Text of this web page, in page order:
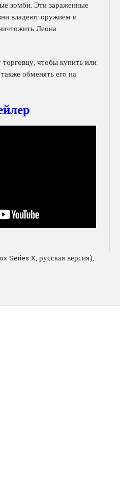
зомби. Эти зараженные
владеют оружием и
Леона.
чтобы купить или
обменять его на
Series X, русская версия),